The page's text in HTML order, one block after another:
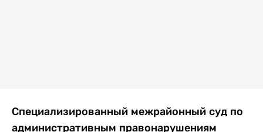
Специализированный межрайонный суд по
административным правонарушениям